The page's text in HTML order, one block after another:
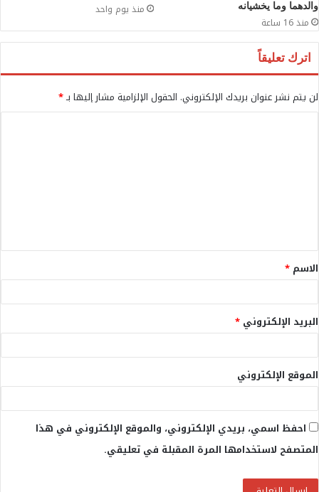
والدهما وما يخشيانه
منذ 16 ساعة
منذ يوم واحد
اترك تعليقاً
لن يتم نشر عنوان بريدك الإلكتروني. الحقول الإلزامية مشار إليها بـ*
ق
*
الاسم *
البريد الإلكتروني *
الموقع الإلكتروني
احفظ اسمي، بريدي الإلكتروني، والموقع الإلكتروني في هذا
المتصفح لاستخدامها المرة المقبلة في تعليقي.